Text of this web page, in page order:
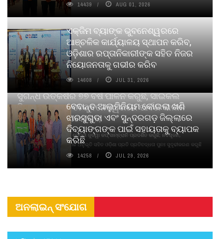
ସୁଗନ୍ଧ ଉତ୍କର୍ଷର ୭୭ ବର୍ଷ ପାଳନ କରୁଛି, ସାଇକଲ
ପିୟୋର୍‌ ଅଗରବତୀ ଭୁବନେଶ୍ୱରରେ ପାର୍ବଣ କାଳୀନ
ନବସୃଜନ ଉନ୍ମୋଚନ କଲା
ବାଉଁଶ ବିହୀନ କଠିନ ଧୂପ ଏବଂ ମେଦିନୀ ଜୁଡୱା କପ୍‌ ସାମ୍ବ୍ରାନି ପ୍ରଦର୍ଶିତ କରୁଛି; ନବସୃଜନ,
ଦୀର୍ଘସ୍ଥାୟିତା ଏବଂ ଆଧ୍ୟାତ୍ମିକ ଅନୁଭୂତି ସହିତ ଓଡ଼ିଶା ପ୍ରତି ପ୍ରତିବଦ୍ଧତା ପୁନଃ ସୁଦୃଢୀକରଣ କରୁଛି
14439 AUG 01, 2026
ଏକ୍ଜିମ ବ୍ୟାଙ୍କ ଭୁବନେଶ୍ୱରରେ
ଆଞ୍ଚଳିକ କାର୍ଯ୍ୟାଳୟ ସ୍ଥାପନ କରିବ,
ଓଡ଼ିଶାର ରପ୍ତାନିକାରୀଙ୍କ ସହିତ ନିଜର
ନିୟୋଜନତାକୁ ଗଭୀର କରିବ
14608 JUL 31, 2026
ବେଦାନ୍ତ ଆଲୁମିନିୟମ କୋଇଲା ଖଣି
ଝାରସୁଗୁଡା ଏବଂ ସୁନ୍ଦରଗଡ଼ ଜିଲ୍ଲାରେ
ଦିବ୍ୟାଙ୍ଗଙ୍କ ପାଇଁ ସହାୟତାକୁ ବ୍ୟାପକ
କରିଛି
14258 JUL 29, 2026
ଅନଲାଇନ୍ ସଂଯୋଗ